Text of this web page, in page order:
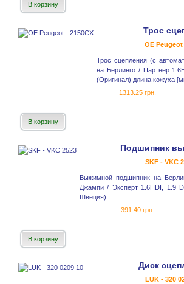
В корзину
Трос
OE Peugeot
Трос сцепления (с
на Берлинго / Партнер
(Оригинал) длина кожуха
1313.25 грн.
В корзину
Подшипник
SKF - VKC
Выжимной подшипник на
Джампи / Эксперт 1.6HDI, 1.9
Швеция)
391.40 грн.
В корзину
Диск
LUK - 320